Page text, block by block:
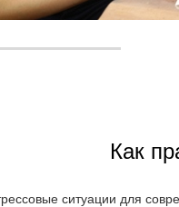
Как
ситуации для